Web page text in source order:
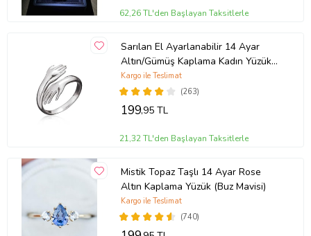
62,26 TL'den Başlayan Taksitlerle
Sarılan El Ayarlanabilir 14 Ayar
Altın/Gümüş Kaplama Kadın Yüzük
(Gümüş)
(263)
Kargo ile Teslimat
199,95 TL
21,32 TL'den Başlayan Taksitlerle
Mistik Topaz Taşlı 14 Ayar Rose
Altın Kaplama Yüzük (Buz Mavisi)
(740)
Kargo ile Teslimat